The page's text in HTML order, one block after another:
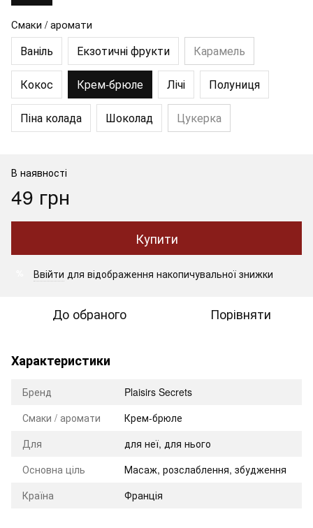
Смаки / аромати
Ваніль Екзотичні фрукти Карамель
Кокос Крем-брюле Лічі Полуниця
Піна колада Шоколад Цукерка
В наявності
49 грн
Купити
Ввійти для відображення накопичувальної знижки
До обраного Порівняти
Характеристики
Бренд
Plaisirs Secrets
Смаки / аромати
Крем-брюле
Для
для неї, для нього
Основна ціль
Масаж, розслаблення, збудження
Країна
Франція